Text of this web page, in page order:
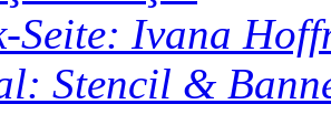
Seite: Ivana
Stencil &